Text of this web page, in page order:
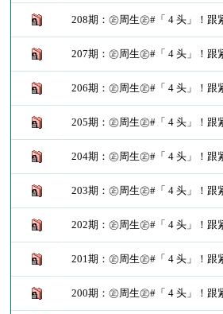
208期：㊣周生㊣#「 4 头」！
207期：㊣周生㊣#「 4 头」！
206期：㊣周生㊣#「 4 头」！
205期：㊣周生㊣#「 4 头」！
204期：㊣周生㊣#「 4 头」！
203期：㊣周生㊣#「 4 头」！
202期：㊣周生㊣#「 4 头」！
201期：㊣周生㊣#「 4 头」！
200期：㊣周生㊣#「 4 头」！